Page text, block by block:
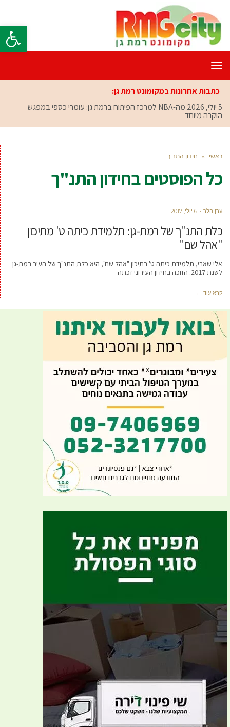
פתח
תפריט
כתבות אחרונות במקומונט רמת גן:
5 יולי, 2026
מה-NBA למרכז הפיתוח ברמת גן: עומרי כספי במפגש
הוקרה מיוחד
ראשי » חידון התנ"ך
כל הפוסטים בחידון התנ"ך
ערן הלר 6 יולי, 2017
כלת התנ"ך של רמת-גן: תלמידת כיתה ט' מתיכון
"אהל שם"
אלי שאבי, תלמידת כיתה ט' בתיכון "אהל שם", היא כלת התנ"ך של העיר רמת-גן
לשנת 2017. הזוכה בחידון העירוני זכתה
קרא עוד ←